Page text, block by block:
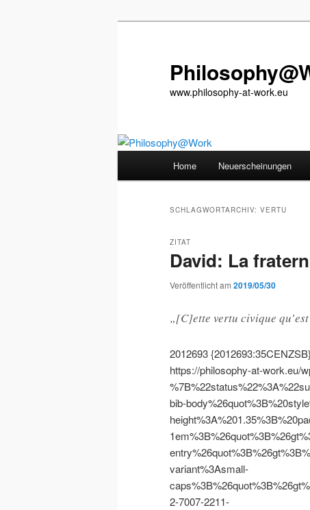
www.philosophy-at-work.eu
Home Neuerscheinungen
SCHLAGWORTARCHIV: VERTU
David: La
ZITAT
Veröffentlicht am 2019/05/30
„[C]ette vertu civique
2012693{2012693:35CENZSB}
https://philosophy-at-work.eu/
bib-
variant%3Asmall-
2-7007-2211-